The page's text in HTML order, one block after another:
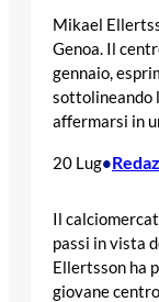
Mikael
Genoa. Il
gennaio,
sottolineando
affermarsi in
20 Lug•
Il
passi in vista
Ellertsson ha
giovane